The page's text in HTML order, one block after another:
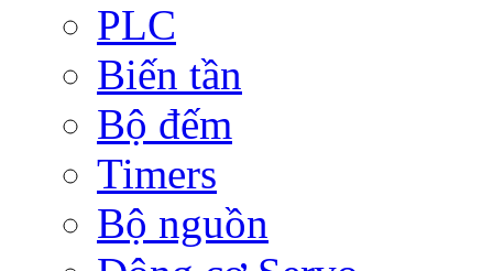
PLC
Biến tần
Bộ đếm
Timers
Bộ nguồn